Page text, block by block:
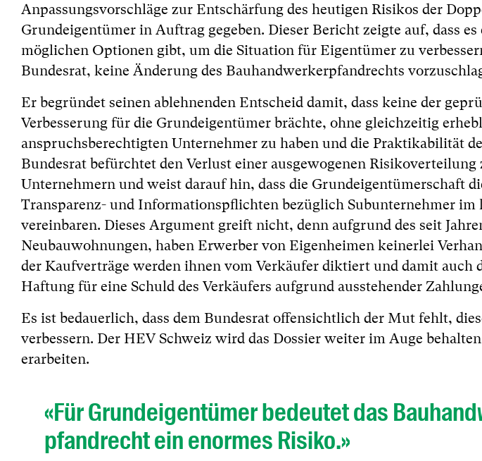
Anpassungsvorschläge zur Entschärfung des heutigen Risikos der
Grundeigentümer in Auftrag gegeben. Dieser Bericht zeigte auf, dass es
möglichen Optionen gibt, um die Situation für Eigentümer zu
Bundesrat, keine Änderung des Bauhandwerkerpfandrechts
Er begründet seinen ablehnenden Entscheid damit, dass keine der
Verbesserung für die Grundeigentümer brächte, ohne gleichzeitig
anspruchsberechtigten Unternehmer zu haben und die Praktikabilität
Bundesrat befürchtet den Verlust einer ausgewogenen
Unternehmern und weist darauf hin, dass die Grundeigentümerschaft
Transparenz- und Informationspflichten bezüglich Subunternehmer im
vereinbaren. Dieses Argument greift nicht, denn aufgrund des seit
Neubauwohnungen, haben Erwerber von Eigenheimen keinerlei
der Kaufverträge werden ihnen vom Verkäufer diktiert und damit auch
Haftung für eine Schuld des Verkäufers aufgrund ausstehender
Es ist bedauerlich, dass dem Bundesrat offensichtlich der Mut fehlt,
verbessern. Der HEV Schweiz wird das Dossier weiter im Auge
erarbeiten.
«Für Grundeigentümer bedeutet das
pfandrecht ein enormes Risiko.»